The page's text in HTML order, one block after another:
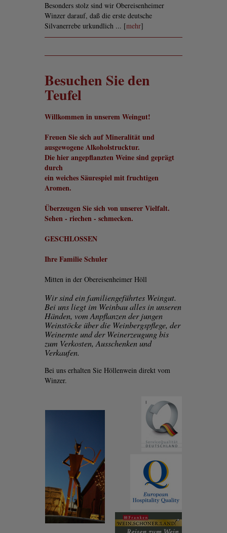
Besonders stolz sind wir Obereisenheimer
Winzer darauf, daß die erste deutsche
Silvanerrebe urkundlich ... [mehr]
Besuchen Sie den
Teufel
Willkommen in unserem Weingut!
Freuen Sie sich auf Mineralität und
ausgewogene Alkoholstrucktur.
Die hier angepflanzten Weine sind geprägt
durch
ein weiches Säurespiel mit fruchtigen
Aromen.
Überzeugen Sie sich von unserer Vielfalt.
Sehen - riechen - schmecken.
GESCHLOSSEN
Ihre Familie Schuler
Mitten in der Obereisenheimer Höll
Wir sind ein familiengeführtes Weingut.
Bei uns liegt im Weinbau alles in unseren
Händen, vom Anpflanzen der jungen
Weinstöcke über die Weinbergspflege, der
Weinernte und der Weinerzeugung bis
zum Verkosten, Ausschenken und
Verkaufen.
Bei uns erhalten Sie Höllenwein direkt vom
Winzer.